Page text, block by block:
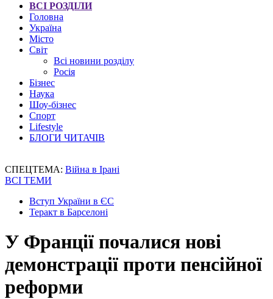
ВСІ РОЗДІЛИ
Головна
Україна
Місто
Світ
Всі новини розділу
Росія
Бізнес
Наука
Шоу-бізнес
Спорт
Lifestyle
БЛОГИ ЧИТАЧІВ
СПЕЦТЕМА: Війна в Ірані
ВСІ ТЕМИ
Вступ України в ЄС
Теракт в Барселоні
У Франції почалися нові
демонстрації проти пенсійної
реформи